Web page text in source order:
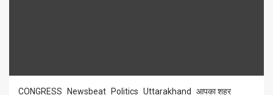
CONGRESS Newsbeat Politics Uttarakhand
आपका शहर